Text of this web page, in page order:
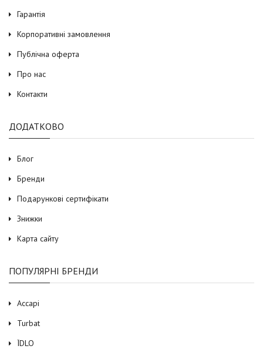
Гарантія
Корпоративні замовлення
Публічна оферта
Про нас
Контакти
ДОДАТКОВО
Блог
Бренди
Подарункові сертифікати
Знижки
Карта сайту
ПОПУЛЯРНІ БРЕНДИ
Accapi
Turbat
ЇDLO